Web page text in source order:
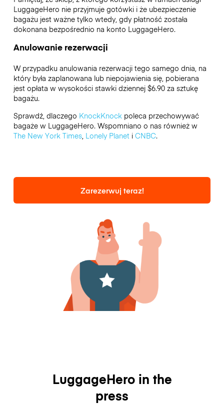
LuggageHero nie przyjmuje gotówki i że ubezpieczenie
bagażu jest ważne tylko wtedy, gdy płatność została
dokonana bezpośrednio na konto LuggageHero.
Anulowanie rezerwacji
W przypadku anulowania rezerwacji tego samego dnia, na
który była zaplanowana lub niepojawienia się, pobierana
jest opłata w wysokości stawki dziennej $6.90 za sztukę
bagażu.
Sprawdź, dlaczego KnockKnockpoleca przechowywać
bagaże w LuggageHero. Wspomniano o nas również w
The New York Times, Lonely Planeti CNBC.
Zarezerwuj teraz!
LuggageHero in the
press